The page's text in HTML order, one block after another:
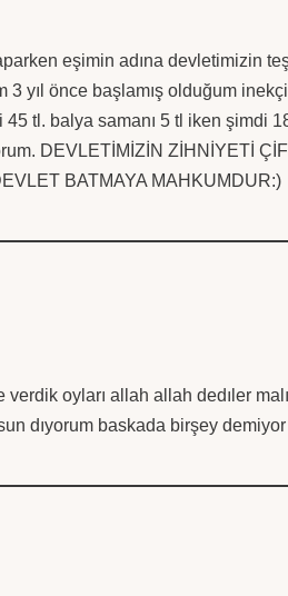
eşimin adına devletimizin
yıl önce başlamış olduğum
tl. balya samanı 5 tl iken şimdi
DEVLETİMİZİN ZİHNİYETİ
BATMAYA MAHKUMDUR:)
oyları allah allah dedıler
dıyorum baskada birşey demiyor